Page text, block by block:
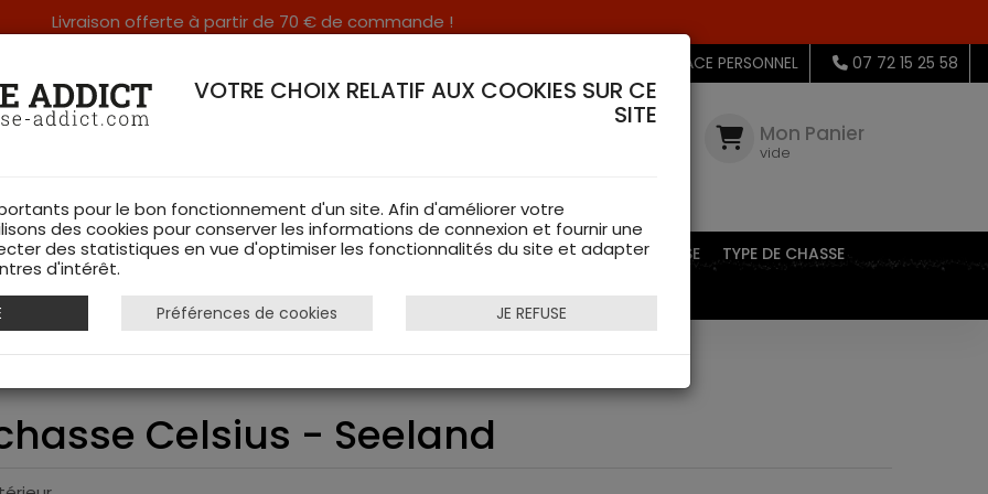
Livraison offerte à partir de 70 € de commande !
DANS LES VOSGES & SUR INTERNET MON ESPACE PERSONNEL 07 72 15 25 58
Mon Panier
vide
DE CHASSE RAYON FEMME CHAUSSURES ACCESSOIRES EQUIPEMENTS DE CHASSE
TYPE DE CHASSE
Gilet Chauffant de chasse Celsius - Seeland
Celsius - Seeland
VOTRE CHOIX RELATIF AUX COOKIES SUR CE
SITE
pour le bon fonctionnement d'un site. Afin d'améliorer votre
des cookies pour conserver les informations de connexion et fournir une
des statistiques en vue d'optimiser les fonctionnalités du site et adapter
d'intérêt.
Préférences de cookies JE REFUSE